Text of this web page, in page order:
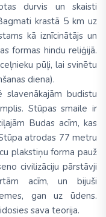
durvis un skaisti
krastā 5 km uz
kā iznīcinātājs un
formas hindu reliģijā.
pūļi, lai svinētu
diena).
budistu
Stūpas smaile ir
Budas acīm, kas
atrodas 77 metru
plakstiņu forma pauž
civilizāciju pārstāvji
acīm, un bijuši
gan uz ūdens.
sava teorija.